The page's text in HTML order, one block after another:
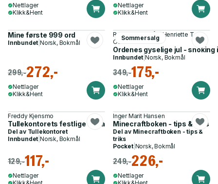
Nettlager
Klikk&Hent
Nettlager
Klikk&Hent
Mine første 999 ord
Innbundet |Norsk, Bokmål
299,-272,-
Nettlager
Klikk&Hent
Sommersalg
Ragnhild Holmås, Henriette T.
Osnes
Ordenes gyselige jul -
Innbundet |Norsk, Bokmål
349,-175,-
Nettlager
Klikk&Hent
Freddy Kjensmo
Tullekontorets festlige fakta
Del av Tullekontoret
Innbundet |Norsk, Bokmål
129,-117,-
Nettlager
Inger Marit Hansen
Minecraftboken - tips & triks
Del av Minecraftboken - tips &
triks
Pocket| Norsk, Bokmål
249,-226,-
Nettlager